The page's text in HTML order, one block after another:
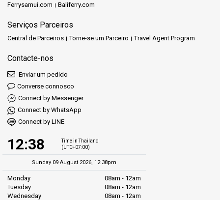
A Phantip Travel convida você a embarcar em uma jornada de
descoberta, onde cada viagem é uma oportunidade para criar
uma ótima experiência de ferry, segura, de alta qualidade e cheia
criação de grandes aventuras.
Ferrysamui.com Baliferry.com
Serviços Parceiros
Central de Parceiros Torne-se um Parceiro Travel Agent Program
Contacte-nos
Enviar um pedido
Converse connosco
Connect by Messenger
Connect by WhatsApp
Connect by LINE
12:38
Time in Thailand
(UTC+07:00)
Sunday 09 August 2026, 12:38pm
Monday
08am - 12am
Tuesday
08am - 12am
Wednesday
08am - 12am